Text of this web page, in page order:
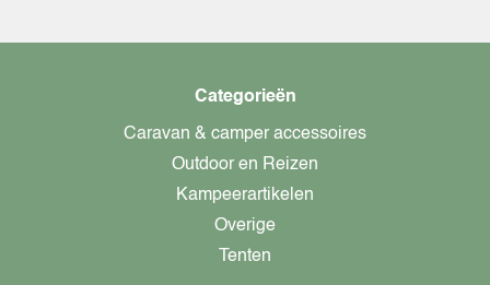
Categorieën
Caravan & camper accessoires
Outdoor en Reizen
Kampeerartikelen
Overige
Tenten